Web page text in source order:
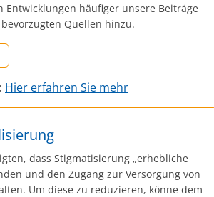
Entwicklungen häufiger unsere Beiträge
Quellen hinzu.
Hier erfahren Sie mehr
dass Stigmatisierung „erhebliche
und den Zugang zur Versorgung von
Um diese zu reduzieren, könne dem